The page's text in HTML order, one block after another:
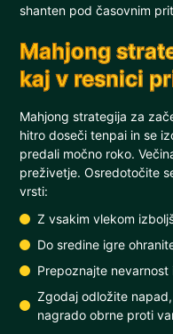
shanten pod časovnim
Mahjong
kaj v resnici
Mahjong strategija za
hitro doseči tenpai in se
predali močno roko.
preživetje. Osredotočite
vrsti:
Z vsakim vlekom
Do sredine igre
Prepoznajte
Zgodaj odložite
nagrado obrne proti